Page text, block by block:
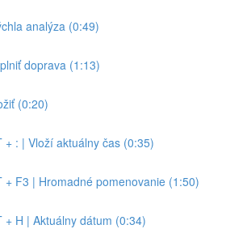
analýza (0:49)
doprava (1:13)
(0:20)
+ : | Vloží aktuálny čas (0:35)
+ F3 | Hromadné pomenovanie (1:50)
+ H | Aktuálny dátum (0:34)